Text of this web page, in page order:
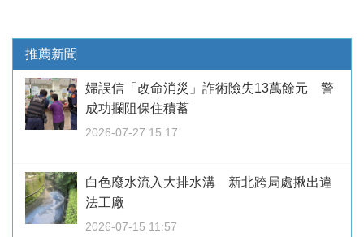
推薦新聞
婦誤信「改命消災」詐術險失13萬餘元 警
成功攔阻保住積蓄
2026-07-27 15:17
白色廢水流入大排水溝 新北跨局處揪出違
法工廠
2026-07-15 11:57